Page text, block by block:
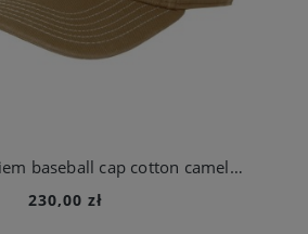
Czapka z daszkiem baseball cap cotton camelowa | Stetson
230,00 zł